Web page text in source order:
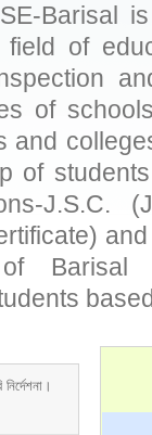
Barisal
of
of
and
of
J.S.C.
of